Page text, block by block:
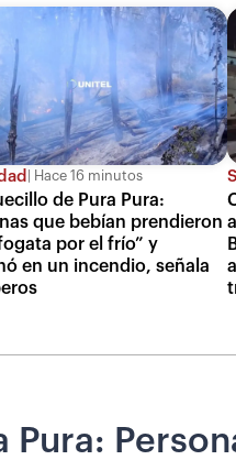
Hace 16 minutos
de Pura Pura:
que bebían prendieron
por el frío” y
en un incendio, señala
Pura: